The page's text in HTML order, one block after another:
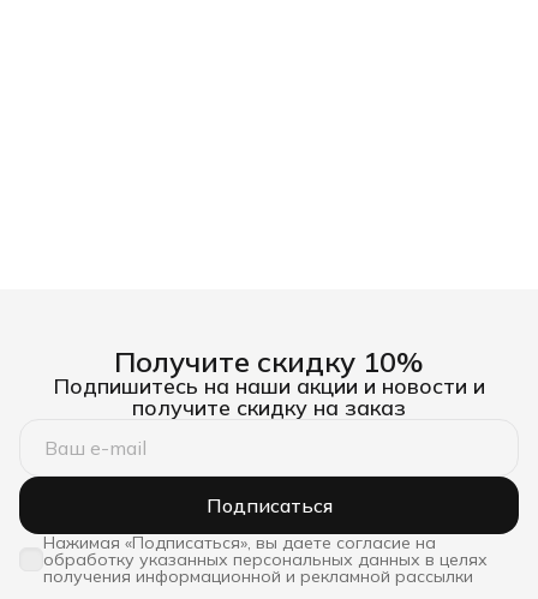
Получите скидку 10%
Подпишитесь на наши акции и новости и
получите скидку на заказ
Подписаться
Нажимая «Подписаться», вы даете согласие на
обработку указанных персональных данных в целях
получения информационной и рекламной рассылки